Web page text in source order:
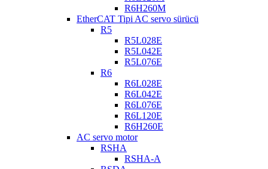
R6H260M
EtherCAT Tipi AC servo sürücü
R5
R5L028E
R5L042E
R5L076E
R6
R6L028E
R6L042E
R6L076E
R6L120E
R6H260E
AC servo motor
RSHA
RSHA-A